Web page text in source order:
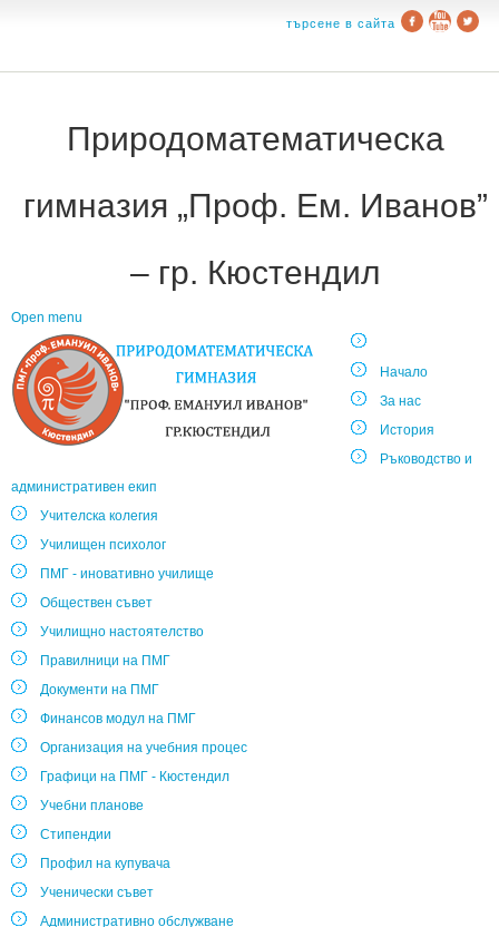
търсене в сайта
Природоматематическа
гимназия „Проф. Ем. Иванов”
– гр. Кюстендил
Open menu
Начало
За нас
История
Ръководство и
административен екип
Учителска колегия
Училищен психолог
ПМГ - иновативно училище
Обществен съвет
Училищно настоятелство
Правилници на ПМГ
Документи на ПМГ
Финансов модул на ПМГ
Организация на учебния процес
Графици на ПМГ - Кюстендил
Учебни планове
Стипендии
Профил на купувача
Ученически съвет
Административно обслужване